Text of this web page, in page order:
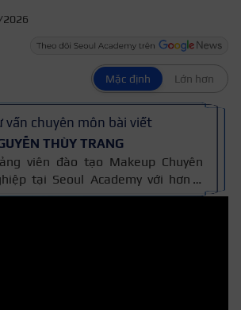
2026
Mặc định Lớn hơn
vấn chuyên môn bài viết
THÙY TRANG
viên đào tạo Makeup Chuyên
tại Seoul Academy với hơn 5
kinh nghiệm đào tạo, đã giảng